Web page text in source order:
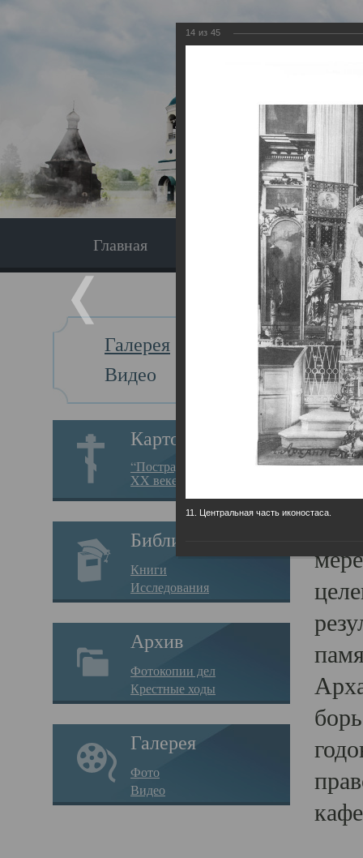
Главная Экскурсия
Галерея
Видео
Картотека
“Пострадавшие за веру в
XX веке на Севере”
Библиотека
Книги
Исследования
Архив
Фотокопии дел
Крестные ходы
Галерея
Фото
Видео
Главная
14 из 45
11. Центральная часть иконостаса.